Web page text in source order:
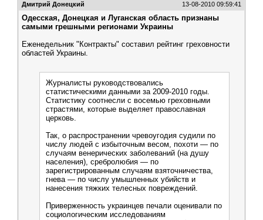
Дмитрий Донецкий 13-08-2010 09:59:41
Одесская, Донецкая и Луганская область признаны
самыми грешными регионами Украины
Еженедельник "Контракты" составил рейтинг греховности
областей Украины.
Журналисты руководствовались
статистическими данными за 2009-2010 годы.
Статистику соотнесли с восемью греховными
страстями, которые выделяет православная
церковь.
Так, о распространении чревоугодия судили по
числу людей с избыточным весом, похоти — по
случаям венерических заболеваний (на душу
населения), сребролюбия — по
зарегистрированным случаям взяточничества,
гнева — по числу умышленных убийств и
нанесения тяжких телесных повреждений.
Приверженность украинцев печали оценивали по
социологическим исследованиям